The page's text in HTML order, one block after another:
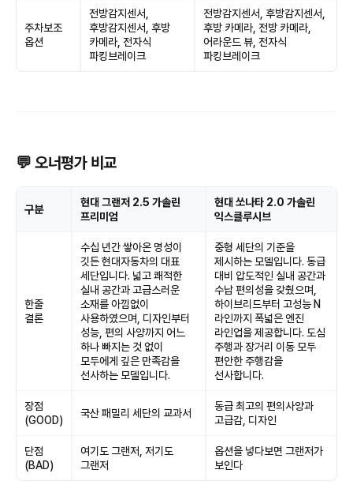
주차보조
옵션
전방감지센서,
후방감지센서, 후방
카메라, 전자식
파킹브레이크
전방감지센서, 후방감지센서,
후방 카메라, 전방 카메라,
어라운드 뷰, 전자식
파킹브레이크
💬 오너평가 비교
구분
현대 그랜저 2.5 가솔린
프리미엄
현대 쏘나타 2.0 가솔린
익스클루시브
한줄
결론
수십 년간 쌓아온 명성이
깃든 현대자동차의 대표
세단입니다. 넓고 쾌적한
실내 공간과 고급스러운
소재를 아낌없이
사용하였으며, 디자인부터
성능, 편의 사양까지 어느
하나 빠지는 것 없이
모두에게 깊은 만족감을
선사하는 모델입니다.
중형 세단의 기준을
제시하는 모델입니다. 동급
대비 압도적인 실내 공간과
수납 편의성을 갖췄으며,
하이브리드부터 고성능 N
라인까지 폭넓은 엔진
라인업을 제공합니다. 도심
주행과 장거리 이동 모두
편안한 주행감을
선사합니다.
장점
(GOOD)
국산 패밀리 세단의 교과서
동급 최고의 편의사양과
고급감, 디자인
단점
(BAD)
여기도 그랜저, 저기도
그랜저
옵션을 넣다보면 그랜저가
보인다